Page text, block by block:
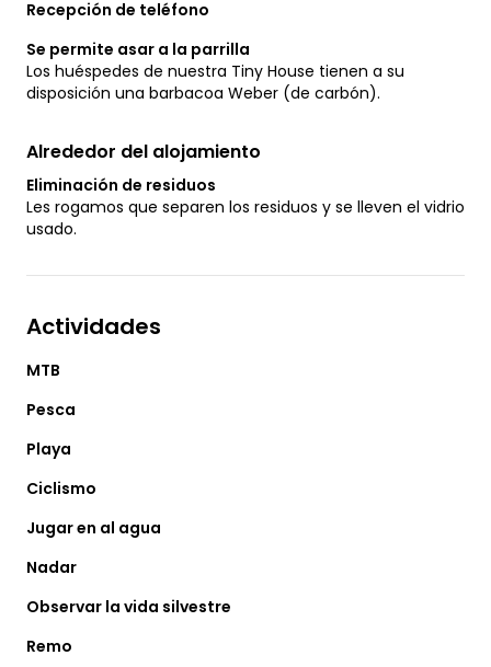
Recepción de teléfono
Se permite asar a la parrilla
Los huéspedes de nuestra Tiny House tienen a su
disposición una barbacoa Weber (de carbón).
Alrededor del alojamiento
Eliminación de residuos
Les rogamos que separen los residuos y se lleven el vidrio
usado.
Actividades
MTB
Pesca
Playa
Ciclismo
Jugar en al agua
Nadar
Observar la vida silvestre
Remo